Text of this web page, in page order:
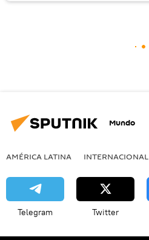
Mundo
AMÉRICA LATINA INTERNACIONAL
Telegram Twitter